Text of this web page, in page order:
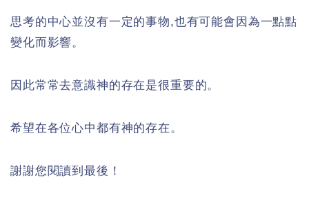
思考的中心並沒有一定的事物,也有可能會因為一點點
變化而影響。
因此常常去意識神的存在是很重要的。
希望在各位心中都有神的存在。
謝謝您閱讀到最後！